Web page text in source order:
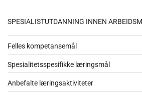
SPESIALISTUTDANNING INNEN
Felles kompetansemål
Spesialitetsspesifikke læringsmål
Anbefalte læringsaktiviteter